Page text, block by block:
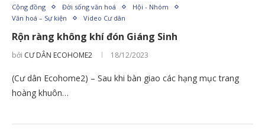
Cộng đồng Đời sống văn hoá
Hội - Nhóm
Văn hoá – Sự kiện
Video Cư dân
Rộn ràng không khí đón Giáng Sinh
bởi CƯ DÂN ECOHOME2 18/12/2023
(Cư dân Ecohome2) – Sau khi bàn giao các hạng mục trang
hoàng khuôn…